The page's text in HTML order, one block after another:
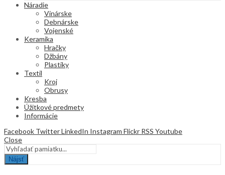
Náradie
Vinárske
Debnárske
Vojenské
Keramika
Hračky
Džbány
Plastiky
Textil
Kroj
Obrusy
Kresba
Úžitkové predmety
Informácie
Facebook TwitterLinkedIn Instagram Flickr RSS Youtube
Close
Nájsť